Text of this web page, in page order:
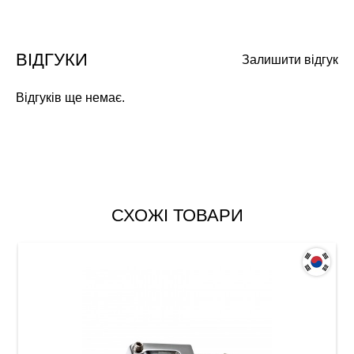
Залишити відгук
ВІДГУКИ
Відгуків ще немає.
СХОЖІ ТОВАРИ